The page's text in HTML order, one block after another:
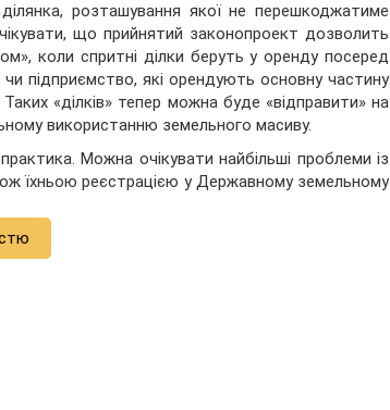
розташування якої не перешкоджатиме
що прийнятий законопроект дозволить
коли спритні ділки беруть у оренду посеред
підприємство, які орендують основну частину
«ділків» тепер можна буде «відправити» на
використанню земельного масиву.
Можна очікувати найбільші проблеми із
їхньою реєстрацією у Державному земельному